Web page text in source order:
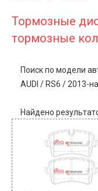
Тормозные
тормозные
Поиск по модели
AUDI / RS6 / 2013-
Найдено